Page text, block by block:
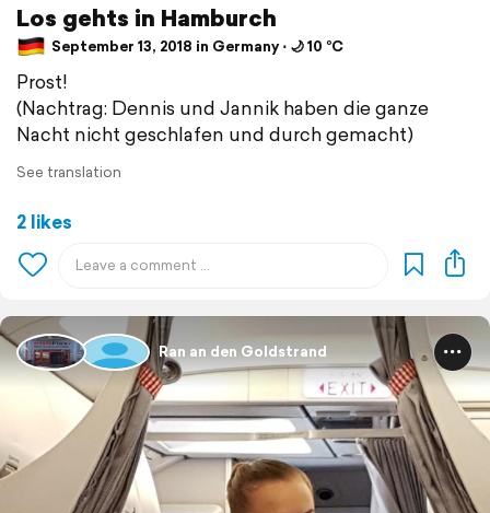
Los gehts in Hamburch
September 13, 2018 in Germany ⋅ 🌙 10 °C
Prost!
(Nachtrag: Dennis und Jannik haben die ganze
Nacht nicht geschlafen und durch gemacht)
See translation
2 likes
Ran an den Goldstrand